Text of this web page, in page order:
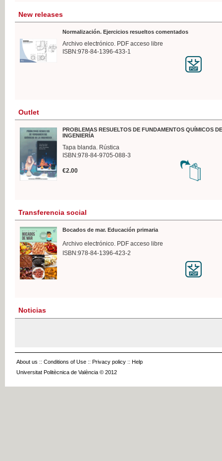
New releases
Normalización. Ejercicios resueltos comentados
Archivo electrónico. PDF acceso libre
ISBN:978-84-1396-433-1
Outlet
PROBLEMAS RESUELTOS DE FUNDAMENTOS QUÍMICOS
INGENIERÍA
Tapa blanda. Rústica
ISBN:978-84-9705-088-3
€2.00
Transferencia social
Bocados de mar. Educación primaria
Archivo electrónico. PDF acceso libre
ISBN:978-84-1396-423-2
Noticias
About us :: Conditions of Use :: Privacy policy :: Help
Universitat Politècnica de València © 2012